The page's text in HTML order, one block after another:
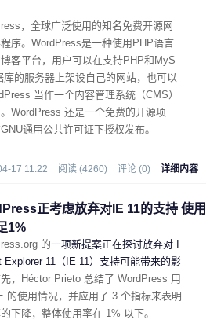
，全球广泛使用的知名免费开源网
序。WordPress是一种使用PHP语言
客平台，用户可以在支持PHP和MyS
库的服务器上架设自己的网站，也可以
当作一个内容管理系统（CMS）
WordPress 还是一个免费的开源项
通用公共许可证下授权发布。
17 11:22 阅读 (4260) 评论 (0) 详细内容
正考虑放弃对IE 11的支持 使用
1%
的一项新提案正在探讨放弃对 I
Explorer 11（IE 11）支持可能带来的影
，Héctor Prieto 总结了 WordPress 用
的使用情况，并应用了 3 个指标来表明
下降，整体使用率在 1% 以下。